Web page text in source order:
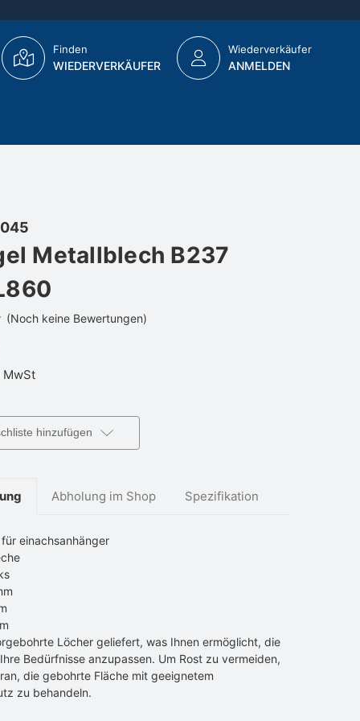
Finden
WIEDERVERKÄUFER
Wiederverkäufer
ANMELDEN
Metallblech B237
(Noch keine Bewertungen)
MwSt
hinzufügen
Abholung im Shop Spezifikation
einachsanhänger
Löcher geliefert, was Ihnen ermöglicht, die
Bedürfnisse anzupassen. Um Rost zu vermeiden,
die gebohrte Fläche mit geeignetem
zu behandeln.